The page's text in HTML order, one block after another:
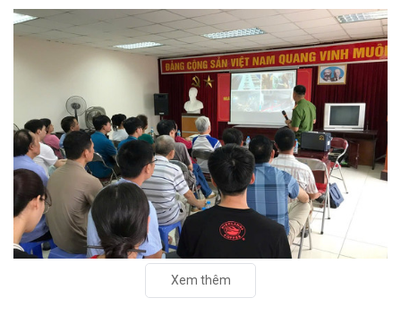
ngày 31/7/2026, Đội Cảnh sát chữa cháy và cứu nạn, cứu hộ
khu vực số 13 - Phòng Cảnh sát PCCC&CNCH, Công an thành
phố Hà Nội đã phối hợp với Ban quản lý hai tòa nhà chung cư
96A và 96B Định Công (phường Phương Liệt, thành phố Hà Nội)
tổ chức buổi tuyên truyền, phổ biến kiến thức và kỹ năng về
PCCC&CNCH.
Xem thêm